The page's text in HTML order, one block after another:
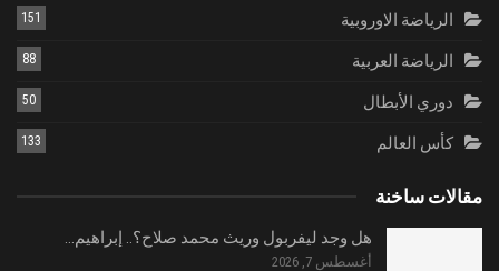
الرياضة الاوروبية 151
الرياضة العربية 88
دوري الأبطال 50
كأس العالم 133
مقالات ساخنة
هل وجد ليفربول وريث محمد صلاح؟.. إبراهيم…
أغسطس 7, 2026